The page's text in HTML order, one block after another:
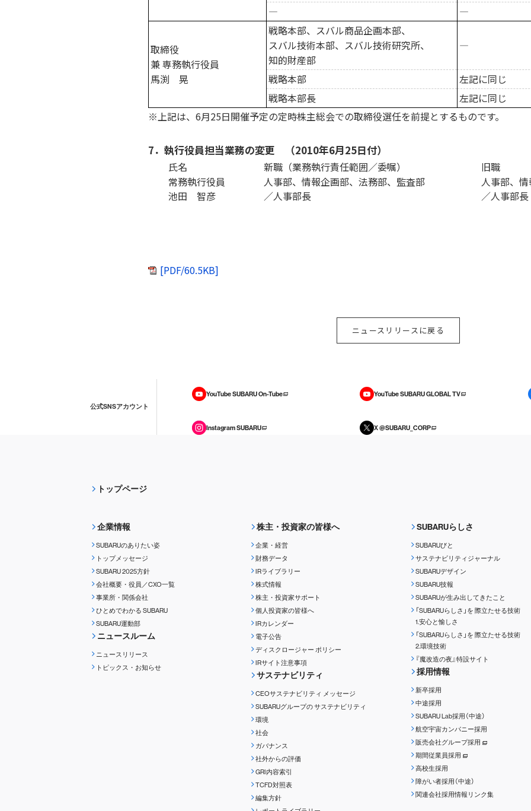
―
―
取締役
兼 専務執行役員
馬渕 晃
戦略本部、スバル商品企画本部、
スバル技術本部、スバル技術研究所、
知的財産部
―
戦略本部
左記に同じ
戦略本部長
左記に同じ
※上記は、6月25日開催予定の定時株主総会での取締役選任を前提とするものです。
7．執行役員担当業務の変更 （2010年6月25日付）
氏名 新職（業務執行責任範囲／委嘱）
旧職
常務執行役員
池田 智彦
人事部、情報企画部、法務部、監査部
／人事部長
人事部、
／人事部長
[PDF/60.5KB]
ニュースリリースに戻る
公式SNSアカウント
YouTube SUBARU On-Tube YouTube SUBARU GLOBAL TV
Instagram SUBARU X @SUBARU_CORP
トップページ
企業情報
SUBARUのありたい姿
トップメッセージ
SUBARU 2025方針
会社概要・役員／CXO一覧
事業所・関係会社
ひとめでわかる SUBARU
SUBARU運動部
ニュースルーム
ニュースリリース
トピックス・お知らせ
株主・投資家の皆様へ
企業・経営
財務データ
IRライブラリー
株式情報
株主・投資家サポート
個人投資家の皆様へ
IRカレンダー
電子公告
ディスクロージャーポリシー
IRサイト注意事項
サステナビリティ
CEOサステナビリティ メッセージ
SUBARUグループのサステナビリティ
環境
社会
ガバナンス
社外からの評価
GRI内容索引
TCFD対照表
編集方針
SUBARUらしさ
SUBARUびと
サステナビリティジャーナル
SUBARUデザイン
SUBARU技報
SUBARUが生み出してきたこと
「SUBARUらしさ」を 際立たせる技術
1.安心と愉しさ
「SUBARUらしさ」を 際立たせる技術
2.環境技術
『魔改造の夜』特設サイト
採用情報
新卒採用
中途採用
SUBARU Lab採用（中途）
航空宇宙カンパニー採用
販売会社グループ採用
期間従業員採用
高校生採用
障がい者採用（中途）
関連会社採用情報リンク集